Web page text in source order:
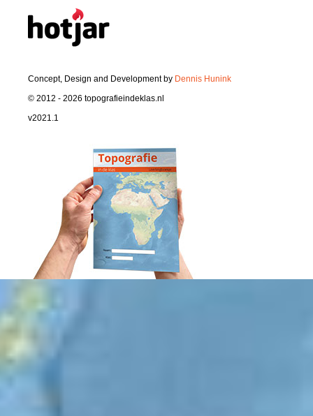
Concept, Design and Development by Dennis Hunink
© 2012 - 2026 topografieindeklas.nl
v2021.1